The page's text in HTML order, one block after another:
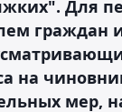
Для
граждан
на
мер,